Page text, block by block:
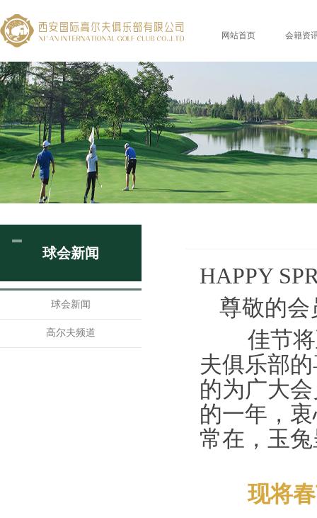
网站首页 会籍资
球会新闻
球会新闻
高尔夫频道
HAPPY
尊敬的
佳节将
夫俱乐部
的为广大
的一年，
常在，玉
现将